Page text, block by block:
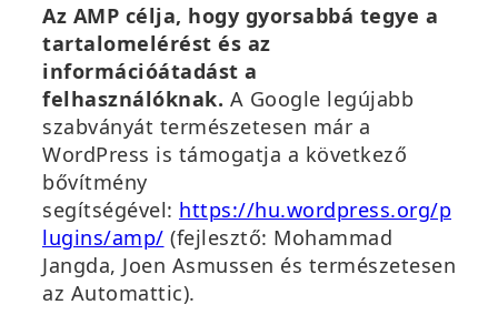
Az AMP célja, hogy gyorsabbá tegye a
tartalomelérést és az
információátadást a
felhasználóknak. A Google legújabb
szabványát természetesen már a
WordPress is támogatja a következő
bővítmény
segítségével: https://hu.wordpress.org/p
lugins/amp/ (fejlesztő: Mohammad
Jangda, Joen Asmussen és természetesen
az Automattic).